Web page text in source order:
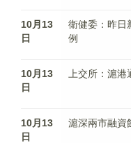
10月13
日
衛健委：昨日
例
10月13
日
上交所：滬
10月13
日
滬深兩市融資